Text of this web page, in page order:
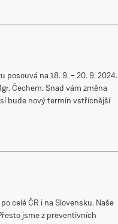
na 18. 9. – 20. 9. 2024.
Čechem. Snad vám změna
bude nový termín vstřícnější
celé ČR i na Slovensku. Naše
jsme z preventivních